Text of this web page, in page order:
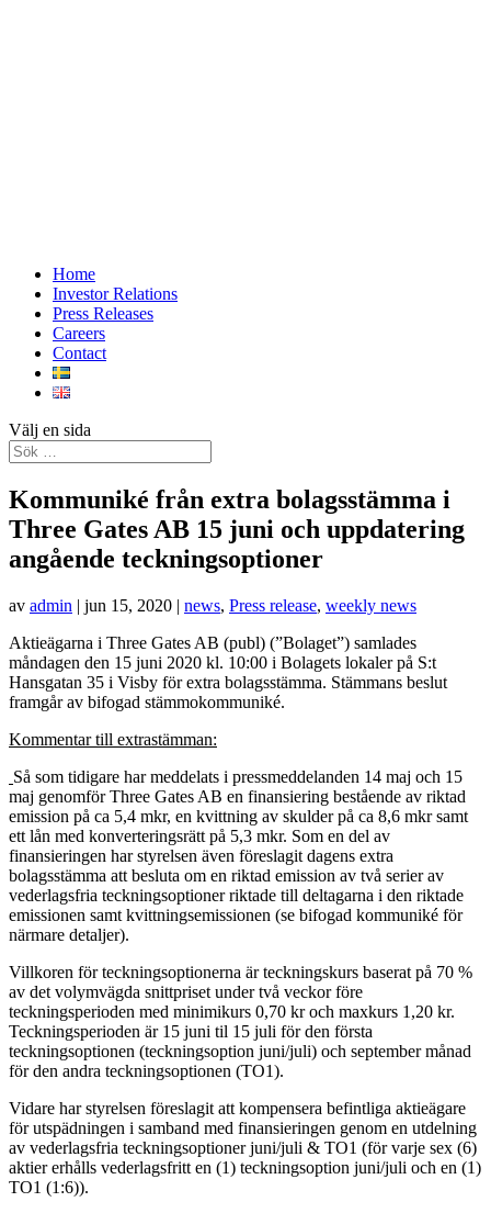
Home
Investor Relations
Press Releases
Careers
Contact
Välj en sida
Kommuniké från extra bolagsstämma i
Three Gates AB 15 juni och uppdatering
angående teckningsoptioner
av admin | jun 15, 2020 | news, Press release, weekly news
Aktieägarna i Three Gates AB (publ) (”Bolaget”) samlades
måndagen den 15 juni 2020 kl. 10:00 i Bolagets lokaler på S:t
Hansgatan 35 i Visby för extra bolagsstämma. Stämmans beslut
framgår av bifogad stämmokommuniké.
Kommentar till extrastämman:
Så som tidigare har meddelats i pressmeddelanden 14 maj och 15
maj genomför Three Gates AB en finansiering bestående av riktad
emission på ca 5,4 mkr, en kvittning av skulder på ca 8,6 mkr samt
ett lån med konverteringsrätt på 5,3 mkr. Som en del av
finansieringen har styrelsen även föreslagit dagens extra
bolagsstämma att besluta om en riktad emission av två serier av
vederlagsfria teckningsoptioner riktade till deltagarna i den riktade
emissionen samt kvittningsemissionen (se bifogad kommuniké för
närmare detaljer).
Villkoren för teckningsoptionerna är teckningskurs baserat på 70 %
av det volymvägda snittpriset under två veckor före
teckningsperioden med minimikurs 0,70 kr och maxkurs 1,20 kr.
Teckningsperioden är 15 juni til 15 juli för den första
teckningsoptionen (teckningsoption juni/juli) och september månad
för den andra teckningsoptionen (TO1).
Vidare har styrelsen föreslagit att kompensera befintliga aktieägare
för utspädningen i samband med finansieringen genom en utdelning
av vederlagsfria teckningsoptioner juni/juli & TO1 (för varje sex (6)
aktier erhålls vederlagsfritt en (1) teckningsoption juni/juli och en (1)
TO1 (1:6)).